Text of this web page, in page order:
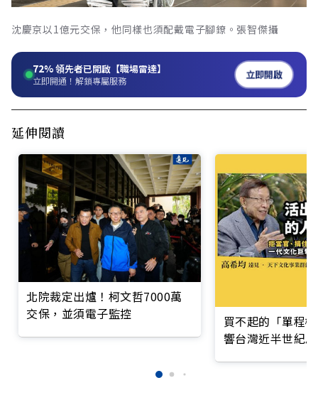
沈慶京以1億元交保，他同樣也須配戴電子腳鐐。張智傑攝
72%領先者已開啟【職場雷達】
立即開通！解鎖專屬服務 立即開啟
延伸閱讀
北院裁定出爐！柯文哲7000萬
交保，並須電子監控
買不起的「單程
響台灣近半世紀